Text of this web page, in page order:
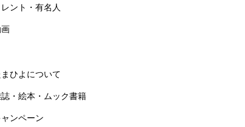
レント・有名人
ひよについて
・絵本・ムック書籍
ンペーン